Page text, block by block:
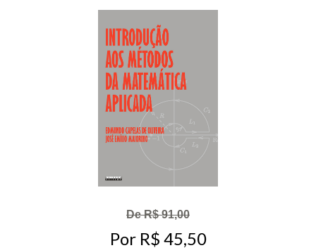
De R$ 91,00
Por R$ 45,50